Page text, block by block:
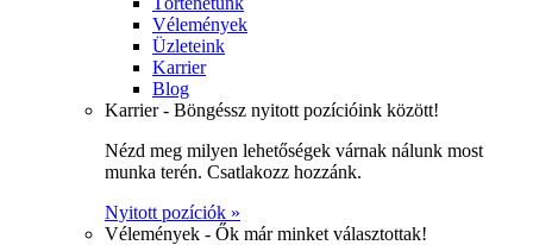
Vélemények
Üzleteink
Karrier
Blog
Karrier - Böngéssz nyitott pozícióink között!
Nézd meg milyen lehetőségek várnak nálunk most
munka terén. Csatlakozz hozzánk.
Nyitott pozíciók »
Vélemények - Ők már minket választottak!